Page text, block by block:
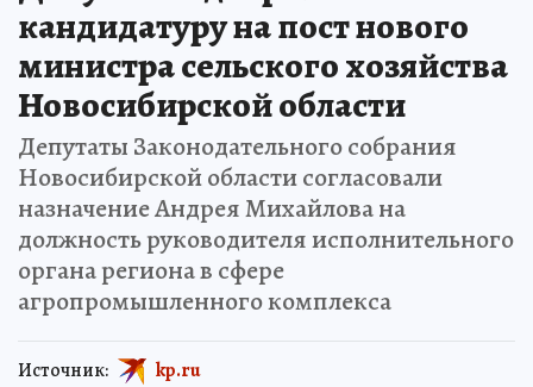
кандидатуру на пост нового
министра сельского хозяйства
Новосибирской области
Депутаты Законодательного собрания
Новосибирской области согласовали
назначение Андрея Михайлова на
должность руководителя исполнительного
органа региона в сфере
агропромышленного комплекса
Источник: kp.ru